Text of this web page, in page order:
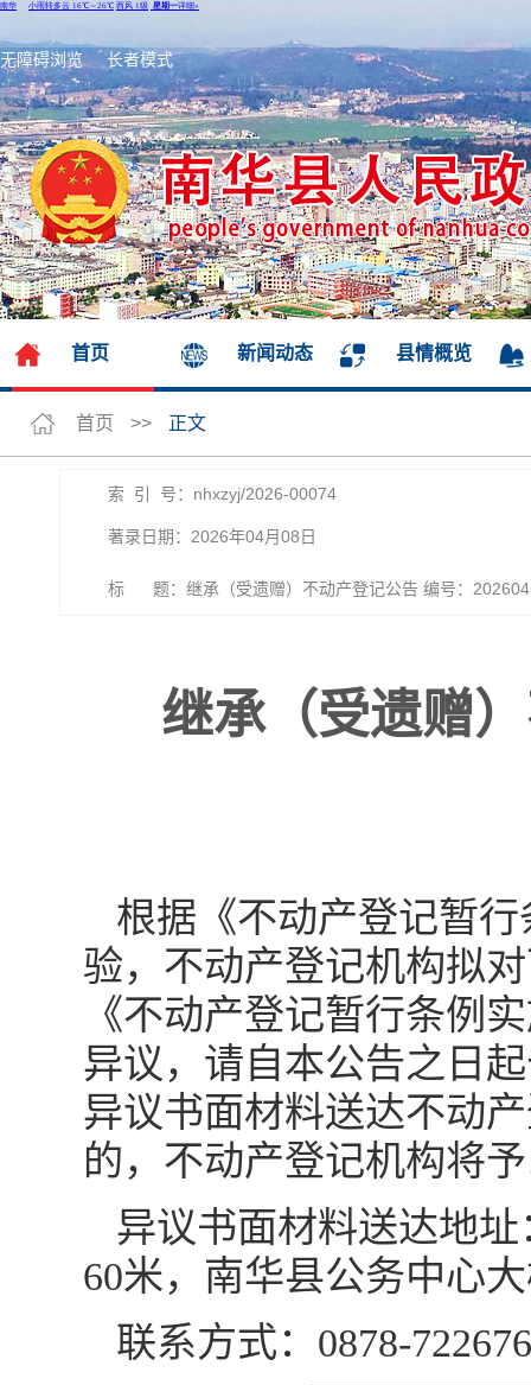
无障碍浏览 长者模式
首页 新闻动态 县情概览
首页 >> 正文
索 引 号：nhxzyj/2026-00074
著录日期：2026年04月08日
标 题：继承（受遗赠）不动产登记公告 编号：
继承（受遗赠
根据《不动产登记暂
验，不动产登记机构拟
《不动产登记暂行条例
异议，请自本公告之日
异议书面材料送达不动
的，不动产登记机构将
异议书面材料送达地
60米，南华县公务中心
联系方式：0878-